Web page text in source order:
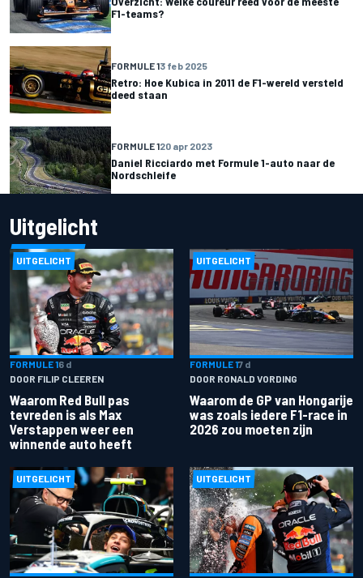
F1-teams?
FORMULE 13 feb 2025
Retro: Hoe Kubica in 2011 de F1-wereld versteld
deed staan
FORMULE 120 apr 2023
Daniel Ricciardo met Formule 1-auto naar de
Nordschleife
Uitgelicht
UITGELICHT
FORMULE 16 d
DOOR FILIP CLEEREN
Waarom Red Bull pas
tevreden is als Max
Verstappen weer een
winnende auto heeft
UITGELICHT
FORMULE 17 d
DOOR RONALD VORDING
Waarom de GP van Hongarije
was zoals iedere F1-race in
2026 zou moeten zijn
UITGELICHT UITGELICHT